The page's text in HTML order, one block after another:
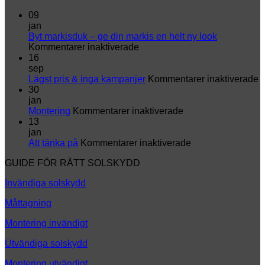
09
jan
Byt markisduk – ge din markis en helt ny look
Kommentarer inaktiverade
–
markis
ny
16
sep
Lägst pris & inga kampanjer Kommentarer inaktiverade
30
jan
Montering Kommentarer inaktiverade
13
jan
Att tänka på Kommentarer inaktiverade
GUIDE FÖR RÄTT SOLSKYDD
Invändiga solskydd
Måttagning
Montering invändigt
Utvändiga solskydd